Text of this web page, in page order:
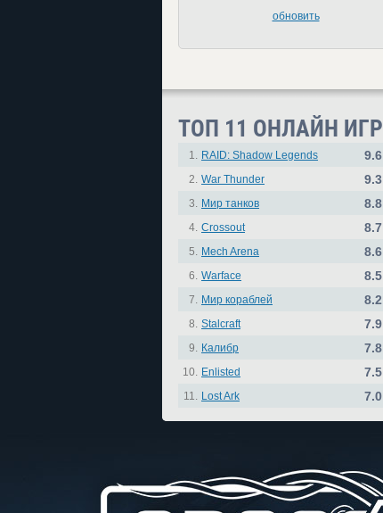
обновить
ТОП 11 ОНЛАЙН ИГР
1. RAID: Shadow Legends 9.6
2. War Thunder 9.3
3. Мир танков 8.8
4. Crossout 8.7
5. Mech Arena 8.6
6. Warface 8.5
7. Мир кораблей 8.2
8. Stalcraft 7.9
9. Калибр 7.8
10. Enlisted 7.5
11. Lost Ark 7.0